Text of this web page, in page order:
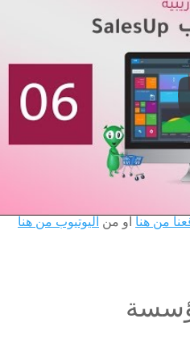
من هنا او من اليوتيوب من هنا